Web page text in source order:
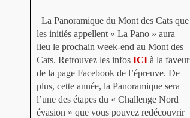
La Panoramique du Mont des Cats que
les initiés appellent « La Pano » aura
lieu le prochain week-end au Mont des
Cats. Retrouvez les infos ICI à la faveur
de la page Facebook de l’épreuve. De
plus, cette année, la Panoramique sera
l’une des étapes du « Challenge Nord
évasion » que vous pouvez redécouvrir